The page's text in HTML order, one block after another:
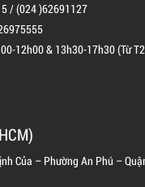
/ (024 )62691127
12h00 & 13h30-17h30 (Từ
Của – Phường An Phú –